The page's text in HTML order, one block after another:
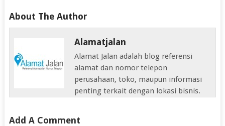
About The Author
Alamatjalan
Alamat Jalan adalah blog referensi
alamat dan nomor telepon
perusahaan, toko, maupun informasi
penting terkait dengan lokasi bisnis.
Add A Comment